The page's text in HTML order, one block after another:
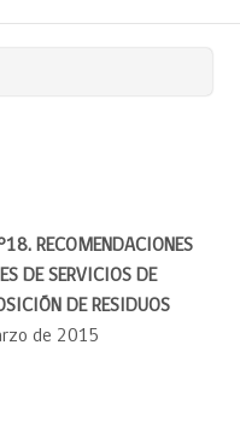
RECOMENDACIONES
DE SERVICIOS DE
DE RESIDUOS
de 2015